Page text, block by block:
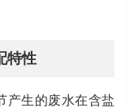
特性
产生的废水在含盐